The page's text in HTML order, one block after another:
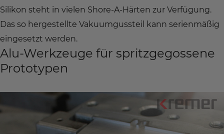
Silikon steht in vielen Shore-A-Härten zur Verfügung.
Das so hergestellte Vakuumgussteil kann serienmäßig
eingesetzt werden.
Alu-Werkzeuge für spritzgegossene
Prototypen